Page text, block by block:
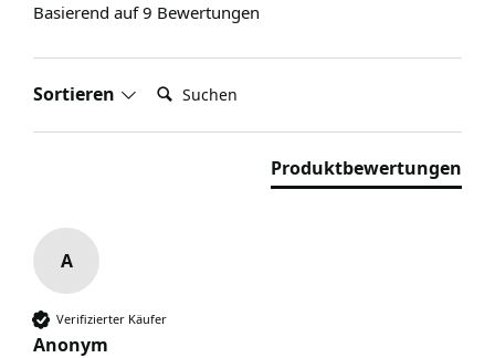
Basierend auf 9 Bewertungen
Sortieren Suchen:
Produktbewertungen
A
Verifizierter Käufer
Anonym